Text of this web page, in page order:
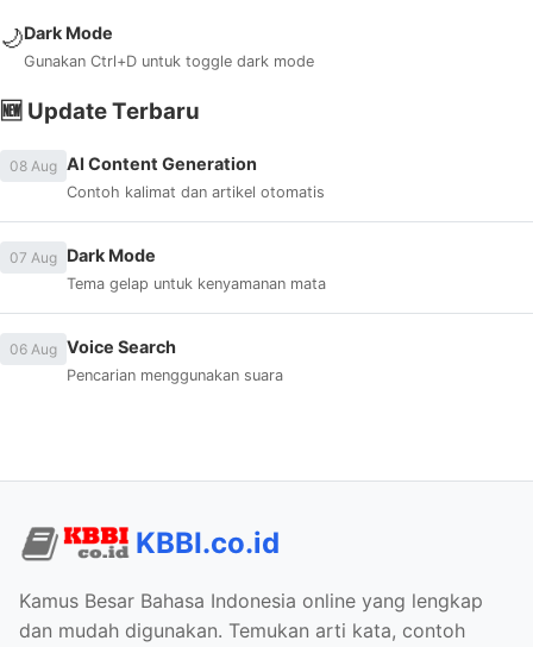
🌙Dark Mode
Gunakan Ctrl+D untuk toggle dark mode
🆕 Update Terbaru
08 Aug AI Content Generation
Contoh kalimat dan artikel otomatis
07 Aug Dark Mode
Tema gelap untuk kenyamanan mata
06 Aug Voice Search
Pencarian menggunakan suara
KBBI.co.id
Kamus Besar Bahasa Indonesia online yang lengkap
dan mudah digunakan. Temukan arti kata, contoh